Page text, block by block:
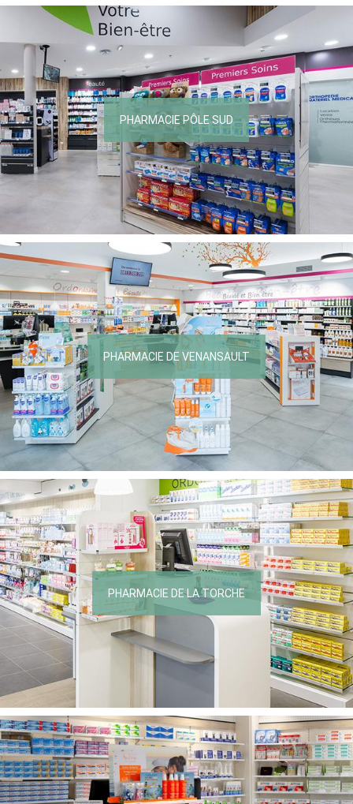
PHARMACIE PÔLE SUD
PHARMACIE DE VENANSAULT
PHARMACIE DE LA TORCHE